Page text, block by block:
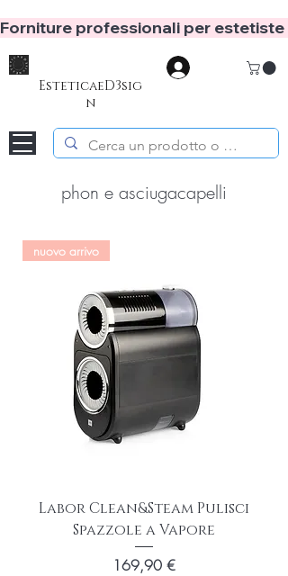
Forniture professionali per
EsteticaeD3sig
n
phon e asciugacapelli
nuovo arrivo
Labor Clean&Steam Pulisci
Spazzole a Vapore
Prezzo
169,90 €